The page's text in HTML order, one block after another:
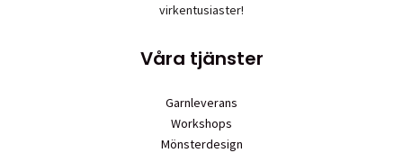
virkentusiaster!
Våra tjänster
Garnleverans
Workshops
Mönsterdesign